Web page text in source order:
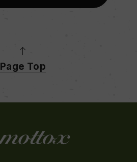
Page Top